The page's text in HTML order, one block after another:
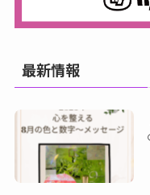
最新情報